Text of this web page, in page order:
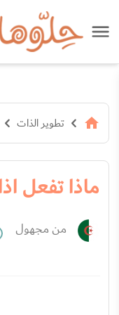
تطوير الذات
ماذا تفعل
من مجهول